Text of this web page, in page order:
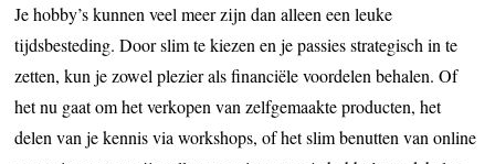
Je hobby’s kunnen veel meer zijn dan alleen een leuke
tijdsbesteding. Door slim te kiezen en je passies strategisch in te
zetten, kun je zowel plezier als financiële voordelen behalen. Of
het nu gaat om het verkopen van zelfgemaakte producten, het
delen van je kennis via workshops, of het slim benutten van online